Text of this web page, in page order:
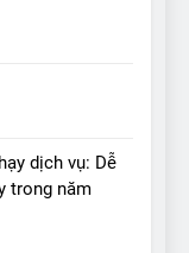
dịch vụ: Dễ
trong năm